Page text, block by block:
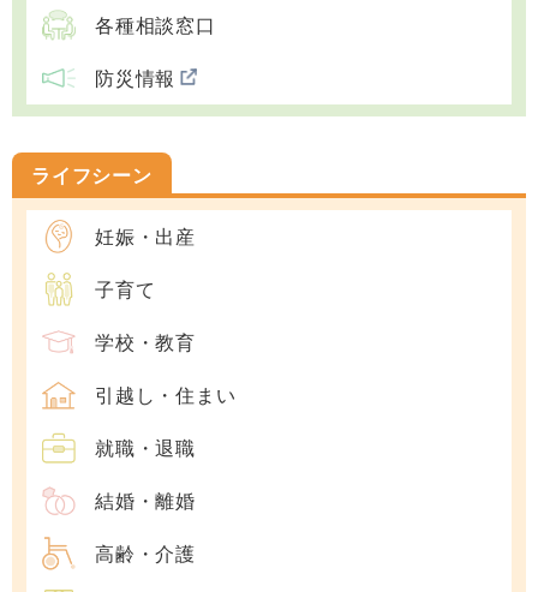
各種相談窓口
防災情報
ライフシーン
妊娠・出産
子育て
学校・教育
引越し・住まい
就職・退職
結婚・離婚
高齢・介護